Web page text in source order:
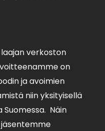
verkoston
on
ja avoimien
niin yksityisellä
Suomessa. Näin